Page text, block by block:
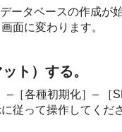
ータベースの作成が
面に変わります。
ト）する。
［各種初期化］– ［
従って操作してくだ